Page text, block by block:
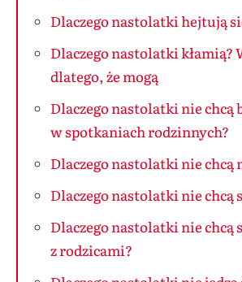
Dlaczego nastolatki hejtują
Dlaczego nastolatki kłamią?
dlatego, że mogą
Dlaczego nastolatki nie chcą
w spotkaniach rodzinnych?
Dlaczego nastolatki nie chcą
Dlaczego nastolatki nie chcą
Dlaczego nastolatki nie chcą
z rodzicami?